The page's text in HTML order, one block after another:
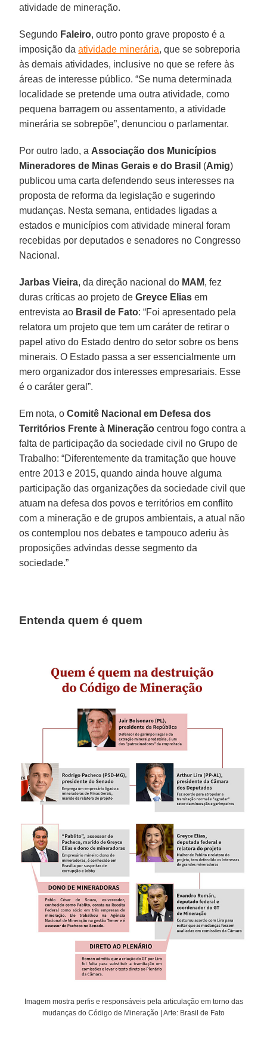
atividade de mineração.
Segundo Faleiro, outro ponto grave proposto é a
imposição daatividade minerária, que se sobreporia
às demais atividades, inclusive no que se refere às
áreas de interesse público. “Se numa determinada
localidade se pretende uma outra atividade, como
pequena barragem ou assentamento, a atividade
minerária se sobrepõe”, denunciou o parlamentar.
Por outro lado, a Associação dos Municípios
Mineradores de Minas Gerais e do Brasil (Amig)
publicou uma carta defendendo seus interesses na
proposta de reforma da legislação e sugerindo
mudanças. Nesta semana, entidades ligadas a
estados e municípios com atividade mineral foram
recebidas por deputados e senadores no Congresso
Nacional.
Jarbas Vieira, da direção nacional do MAM, fez
duras críticas ao projeto deGreyce Elias em
entrevista ao Brasil de Fato: “Foi apresentado pela
relatora um projeto que tem um caráter de retirar o
papel ativo do Estado dentro do setor sobre os bens
minerais. O Estado passa a ser essencialmente um
mero organizador dos interesses empresariais. Esse
é o caráter geral”.
Em nota, oComitê Nacional em Defesa dos
Territórios Frente à Mineração centrou fogo contra a
falta de participação da sociedade civil no Grupo de
Trabalho: “Diferentemente da tramitação que houve
entre 2013 e 2015, quando ainda houve alguma
participação das organizações da sociedade civil que
atuam na defesa dos povos e territórios em conflito
com a mineração e de grupos ambientais, a atual não
os contemplou nos debates e tampouco aderiu às
proposições advindas desse segmento da
sociedade.”
Entenda quem é quem
Imagem mostra perfis e responsáveis pela articulação em torno das
mudanças do Código de Mineração | Arte: Brasil de Fato